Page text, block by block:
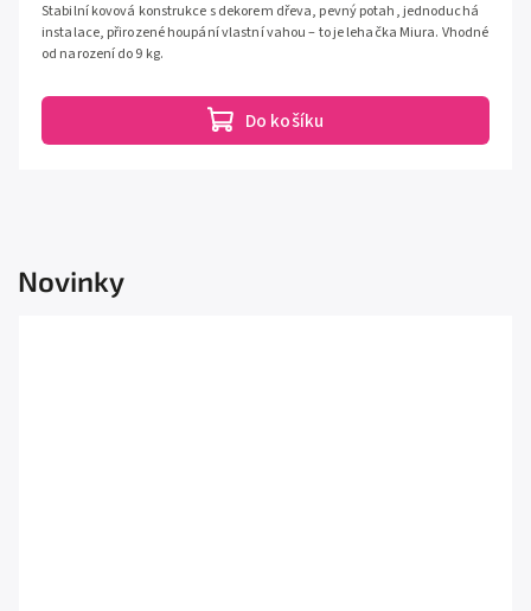
Do košíku
Stabilní kovová konstrukce s dekorem dřeva, pevný potah, jednoduchá
instalace, přirozené houpání vlastní vahou – to je lehačka Miura. Vhodné
od narození do 9 kg.
Novinky